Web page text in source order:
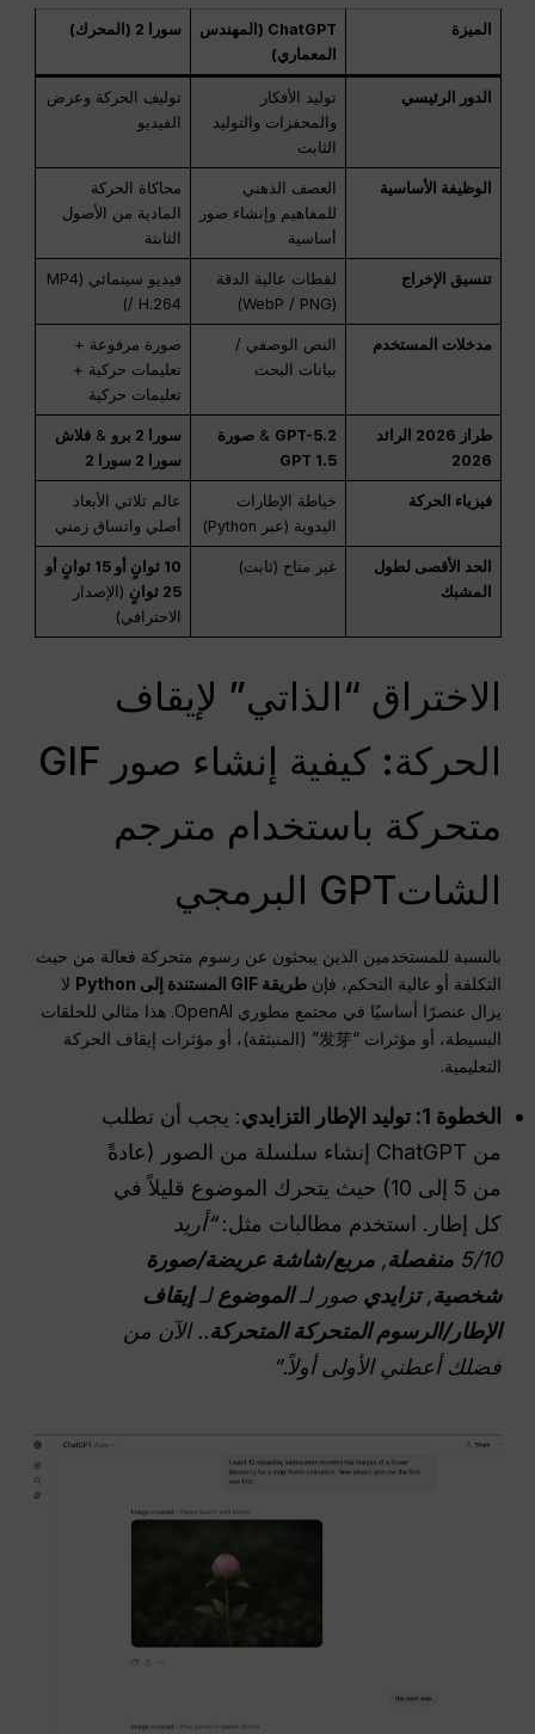
الميزة
ChatGPT (المهندس
المعماري)
سورا 2 (المحرك)
الدور الرئيسي
توليد الأفكار
والمحفزات والتوليد
الثابت
توليف الحركة وعرض
الفيديو
الوظيفة الأساسية
العصف الذهني
للمفاهيم وإنشاء صور
أساسية
محاكاة الحركة
المادية من الأصول
الثابتة
تنسيق الإخراج
لقطات عالية الدقة
(WebP / PNG)
فيديو سينمائي (MP4
/ H.264)
مدخلات المستخدم
النص الوصفي /
بيانات البحث
صورة مرفوعة +
تعليمات حركية +
تعليمات حركية
طراز 2026 الرائد
2026
GPT-5.2
& صورة
GPT 1.5
سورا 2 برو & فلاش
سورا 2 سورا 2
فيزياء الحركة
خياطة الإطارات
اليدوية (عبر Python)
عالم ثلاثي الأبعاد
أصلي واتساق زمني
الحد الأقصى لطول
المشبك
غير متاح (ثابت)
10 ثوانٍ أو 15 ثوانٍ أو
25 ثوانٍ
(الإصدار
الاحترافي)
الاختراق “الذاتي” لإيقاف
الحركة: كيفية إنشاء صور GIF
متحركة باستخدام مترجم
الشاتGPT البرمجي
بالنسبة للمستخدمين الذين يبحثون عن رسوم متحركة فعالة من حيث
التكلفة أو عالية التحكم، فإنطريقة GIF المستندة إلى Python
لا
يزال عنصرًا أساسيًا في مجتمع مطوري OpenAI. هذا مثالي للحلقات
البسيطة، أو مؤثرات “发芽” (المنبثقة)، أو مؤثرات إيقاف الحركة
التعليمية.
الخطوة 1: توليد الإطار التزايدي
: يجب أن تطلب
من ChatGPT إنشاء سلسلة من الصور (عادةً
من 5 إلى 10) حيث يتحرك الموضوع قليلاً في
كل إطار. استخدم مطالبات مثل:“أريد
5/10 منفصلة,مربع/شاشة عريضة/صورة
شخصية,تزايدي صور لـالموضوعلـإيقاف
الإطار/الرسوم المتحركة المتحركة.. الآن من
فضلك أعطني الأولى أولاً.”